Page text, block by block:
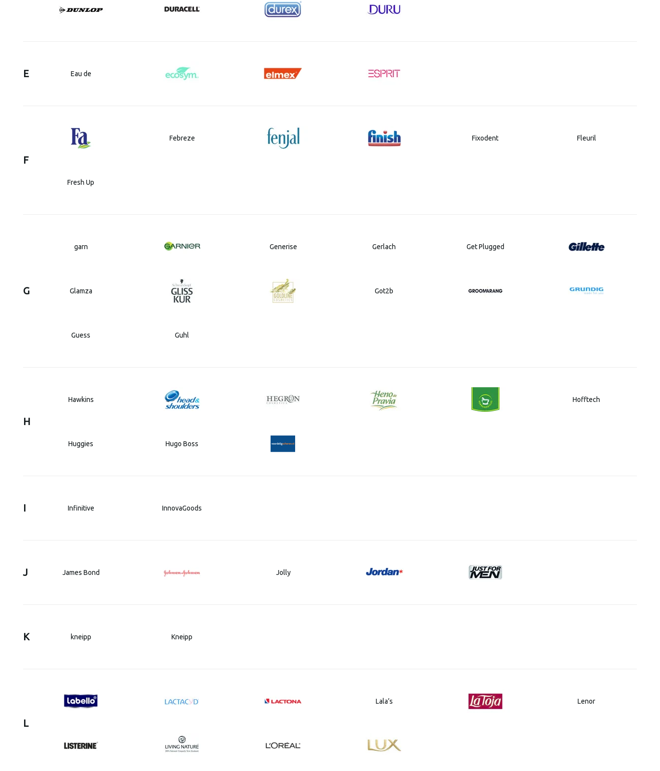
E Eau de
F
Febreze Fixodent Fleuril
Fresh Up
G
garn Generise Gerlach Get Plugged
Glamza Got2b
Guess Guhl
H
Hawkins Hofftech
Huggies Hugo Boss
I Infinitive InnovaGoods
J James Bond Jolly
K kneipp Kneipp
L
Lala’s Lenor